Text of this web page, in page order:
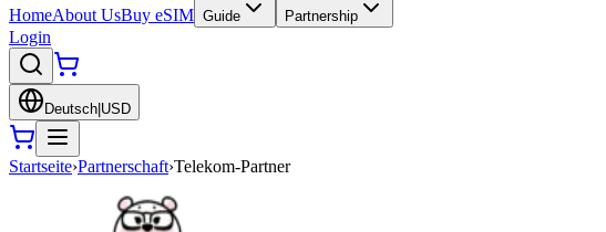
HomeAbout UsBuy eSIM Guide Partnership
Login
Deutsch USD
Startseite›Partnerschaft›Telekom-Partner